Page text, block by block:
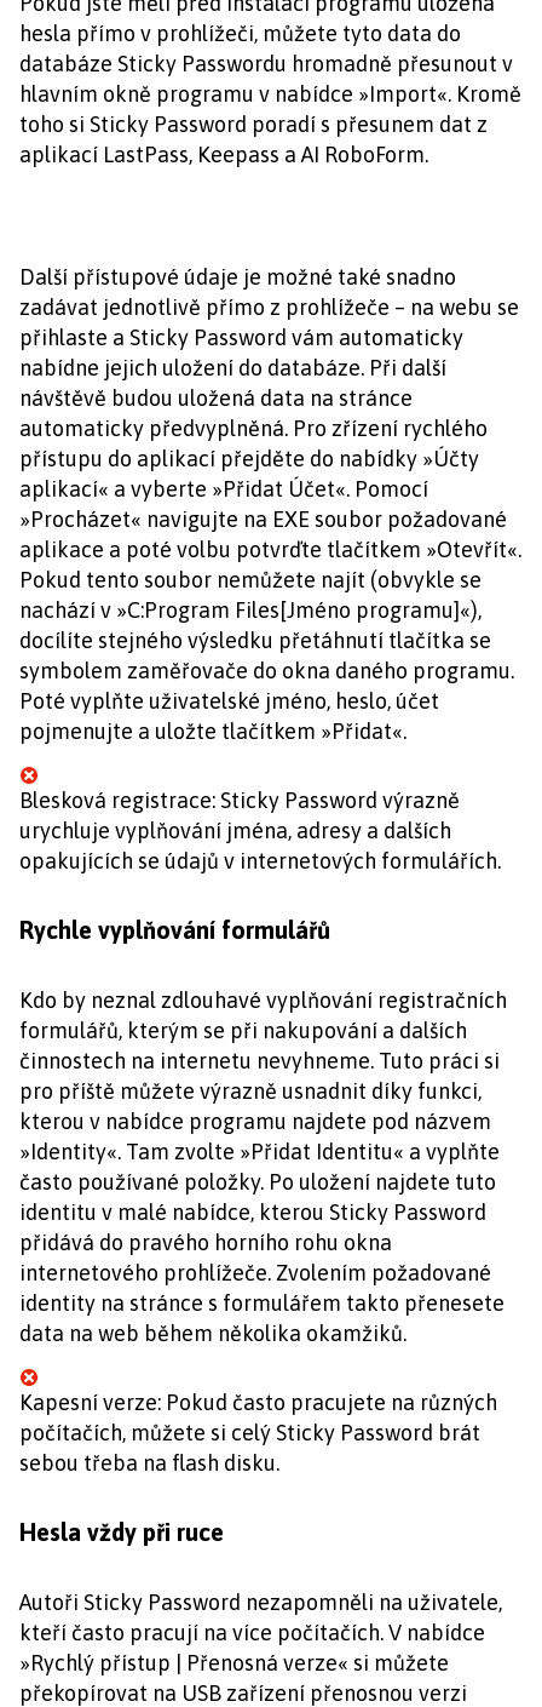
hesla přímo v prohlížeči, můžete tyto data do
databáze Sticky Passwordu hromadně přesunout v
hlavním okně programu v nabídce »Import«. Kromě
toho si Sticky Password poradí s přesunem dat z
aplikací LastPass, Keepass a AI RoboForm.
Další přístupové údaje je možné také snadno
zadávat jednotlivě přímo z prohlížeče – na webu se
přihlaste a Sticky Password vám automaticky
nabídne jejich uložení do databáze. Při další
návštěvě budou uložená data na stránce
automaticky předvyplněná. Pro zřízení rychlého
přístupu do aplikací přejděte do nabídky »Účty
aplikací« a vyberte »Přidat Účet«. Pomocí
»Procházet« navigujte na EXE soubor požadované
aplikace a poté volbu potvrďte tlačítkem »Otevřít«.
Pokud tento soubor nemůžete najít (obvykle se
nachází v »C:Program Files[Jméno programu]«),
docílíte stejného výsledku přetáhnutí tlačítka se
symbolem zaměřovače do okna daného programu.
Poté vyplňte uživatelské jméno, heslo, účet
pojmenujte a uložte tlačítkem »Přidat«.
Blesková registrace: Sticky Password výrazně
urychluje vyplňování jména, adresy a dalších
opakujících se údajů v internetových formulářích.
Rychle vyplňování formulářů
Kdo by neznal zdlouhavé vyplňování registračních
formulářů, kterým se při nakupování a dalších
činnostech na internetu nevyhneme. Tuto práci si
pro příště můžete výrazně usnadnit díky funkci,
kterou v nabídce programu najdete pod názvem
»Identity«. Tam zvolte »Přidat Identitu« a vyplňte
často používané položky. Po uložení najdete tuto
identitu v malé nabídce, kterou Sticky Password
přidává do pravého horního rohu okna
internetového prohlížeče. Zvolením požadované
identity na stránce s formulářem takto přenesete
data na web během několika okamžiků.
Kapesní verze: Pokud často pracujete na různých
počítačích, můžete si celý Sticky Password brát
sebou třeba na flash disku.
Hesla vždy při ruce
Autoři Sticky Password nezapomněli na uživatele,
kteří často pracují na více počítačích. V nabídce
»Rychlý přístup | Přenosná verze« si můžete
překopírovat na USB zařízení přenosnou verzi